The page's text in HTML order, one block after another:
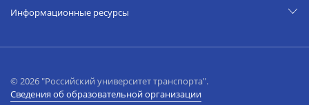
Информационные ресурсы
© 2026 "Российский университет транспорта".
Сведения об образовательной организации